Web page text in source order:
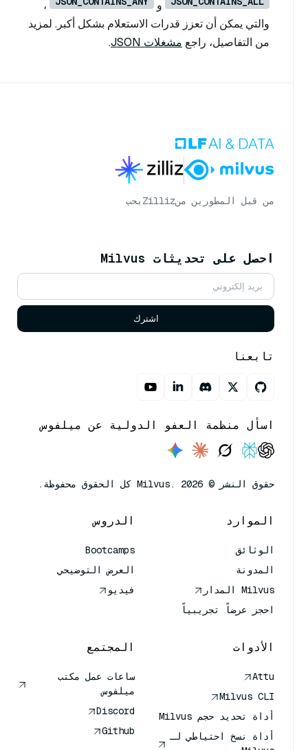
و
،
والتي يمكن أن تعزز قدرات الاستعلام بشكل أكبر. لمزيد
من التفاصيل، راجع مشغلات JSON .
من قبل المطورين منZilliz بحب
احصل على تحديثات Milvus
اشترك
تابعنا
اسأل منظمة العفو الدولية عن ميلفوس
حقوق النشر © Milvus. 2026 كل الحقوق محفوظة.
الموارد
الوثائق
المدونة
Milvus المدار
احجز عرضاً تجريبياً
الدروس
Bootcamps
العرض التوضيحي
فيديو
الأدوات
Attu
Milvus CLI
أداة تحديد حجم Milvus
أداة نسخ احتياطي لـ
المجتمع
ساعات عمل مكتب
ميلفوس
Discord
Github